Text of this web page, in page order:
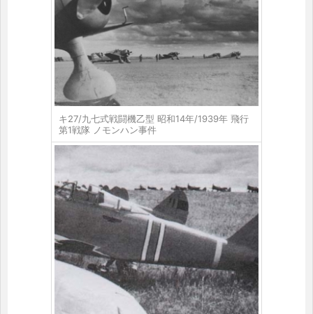
キ27/九七式戦闘機乙型 昭和14年/1939年 飛行
第1戦隊 ノモンハン事件